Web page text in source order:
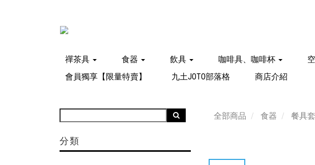
禪茶具 食器 飲具 咖啡具、咖啡杯
會員獨享【限量特賣】
九土JOTO部落格 商店介紹
分類
全部商品 食器 餐具